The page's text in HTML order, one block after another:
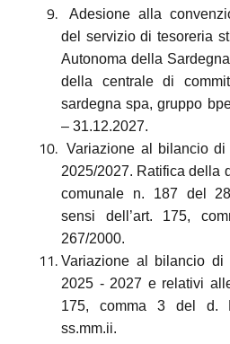
Adesione alla
del servizio di tesoreria
Autonoma della
della centrale di
sardegna spa, gruppo
– 31.12.2027.
Variazione al bilancio
2025/2027. Ratifica della
comunale n. 187 del
sensi dell’art. 175,
267/2000.
Variazione al bilancio di
2025 - 2027 e relativi
175, comma 3 del d.
ss.mm.ii.